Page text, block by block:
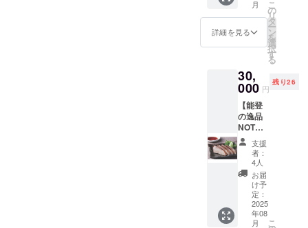
福岡大学附
属大濠高校
学。4年次に
は主将を務
め、関東選
手権、関東
リーグ、イ
ンカレの3冠
に導いた。
大学卒業
後、アイシ
ンシーホー
ス（現・
88Bask
etball
オリジ
竜青、
橋本竜
馬、湊
谷安玲
久司朱
の3人が
話し
合って
企画し
た、オ
リジナ
ルグッ
ズで
す！
カード
となり
ます）
人から
のお礼
のビデ
オメッ
セージ
をメー
ルで送
付しま
称】 お
肉屋さ
んが
作った
能登牛
」/下野
農園 ・
88
Basket
ball 3人
ン入り
ハガキ
サイズ
メッ
セージ
カード
を送付
します
（サイ
ンを含
めて印
刷した
メッ
セージ
月
詳細を見る
こ
の
リ
タ
ー
ン
を
選
択
す
る
30,
000 円
残り26
【能登
の逸品
NOTOte
MAプラ
ン③】
・能登
の海産
塩糀炙
り４点
セット
・88
支援
者：
4人
お届
け予
定：
2025
年08
月
こ